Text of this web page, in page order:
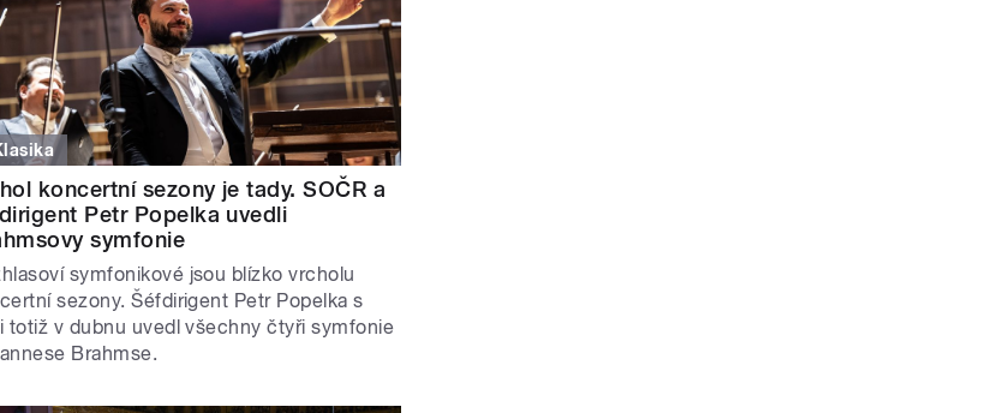
koncertní sezony je tady. SOČR a
Petr Popelka uvedli
symfonie
symfonikové jsou blízko vrcholu
sezony. Šéfdirigent Petr Popelka s
totiž v dubnu uvedl všechny čtyři symfonie
Brahmse.